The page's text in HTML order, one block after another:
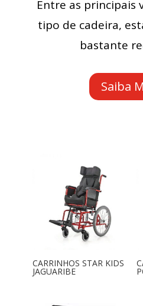
Entre as principais
tipo de cadeira,
bastante
Saiba
CARRINHOS STAR KIDS
JAGUARIBE